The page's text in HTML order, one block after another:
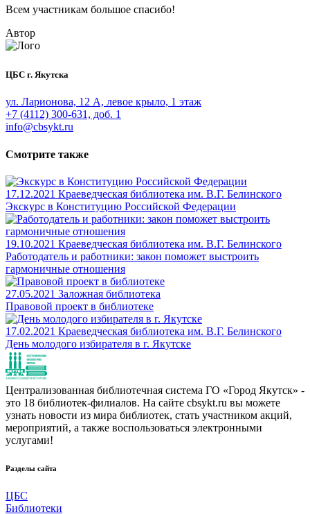
Всем участникам большое спасибо!
Автор
ЦБС г. Якутска
ул. Ларионова, 12 А, левое крыло, 1 этаж
+7 (4112) 300-631, доб. 1
info@cbsykt.ru
Смотрите также
17.12.2021 Краеведческая библиотека им. В.Г. Белинского
Экскурс в Конституцию Российской Федерации
19.10.2021 Краеведческая библиотека им. В.Г. Белинского
Работодатель и работники: закон поможет выстроить
гармоничные отношения
27.05.2021 Заложная библиотека
Правовой проект в библиотеке
17.02.2021 Краеведческая библиотека им. В.Г. Белинского
День молодого избирателя в г. Якутске
Централизованная библиотечная система ГО «Город Якутск» -
это 18 библиотек-филиалов. На сайте cbsykt.ru вы можете
узнать новости из мира библиотек, стать участником акций,
мероприятий, а также воспользоваться электронными
услугами!
Разделы сайта
ЦБС
Библиотеки